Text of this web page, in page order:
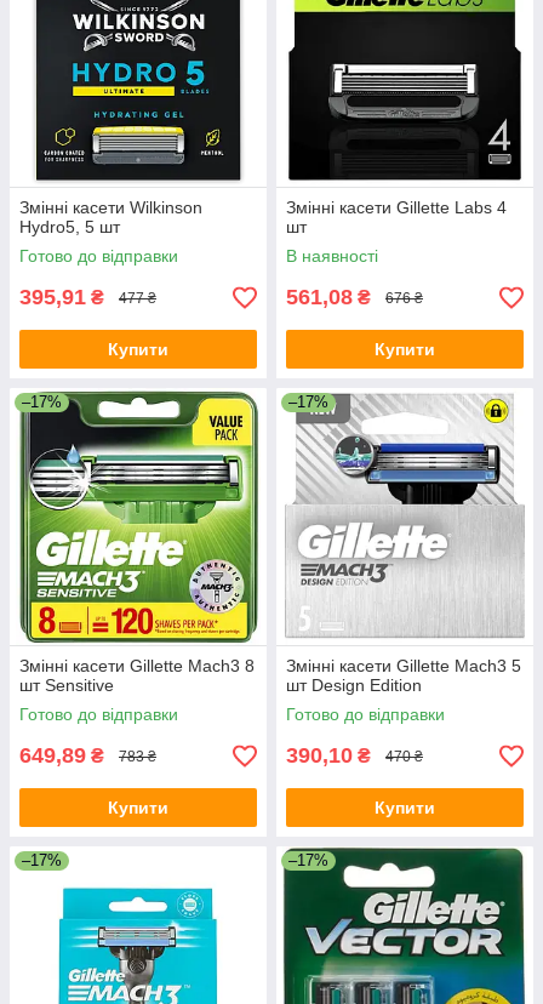
Змінні касети Wilkinson
Hydro5, 5 шт
Готово до відправки
395,91 ₴ 477 ₴
Купити
Змінні касети Gillette Labs 4
шт
В наявності
561,08 ₴ 676 ₴
Купити
–17%
Змінні касети Gillette Mach3 8
шт Sensitive
Готово до відправки
649,89 ₴ 783 ₴
Купити
–17%
Змінні касети Gillette Mach3 5
шт Design Edition
Готово до відправки
390,10 ₴ 470 ₴
Купити
–17% –17%